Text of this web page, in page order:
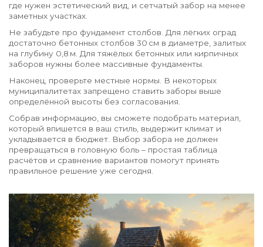
где нужен эстетический вид, и сетчатый забор на менее
заметных участках.
Не забудьте про фундамент столбов. Для лёгких оград
достаточно бетонных столбов 30 см в диаметре, залитых
на глубину 0,8 м. Для тяжёлых бетонных или кирпичных
заборов нужны более массивные фундаменты.
Наконец, проверьте местные нормы. В некоторых
муниципалитетах запрещено ставить заборы выше
определённой высоты без согласования.
Собрав информацию, вы сможете подобрать материал,
который впишется в ваш стиль, выдержит климат и
укладывается в бюджет. Выбор забора не должен
превращаться в головную боль – простая таблица
расчётов и сравнение вариантов помогут принять
правильное решение уже сегодня.